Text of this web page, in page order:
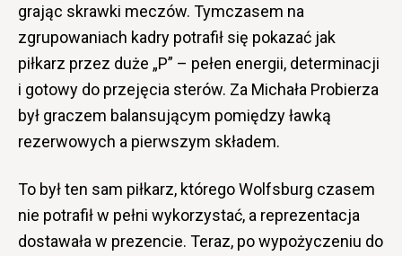
grając skrawki meczów. Tymczasem na
zgrupowaniach kadry potrafił się pokazać jak
piłkarz przez duże „P” – pełen energii, determinacji
i gotowy do przejęcia sterów. Za Michała Probierza
był graczem balansującym pomiędzy ławką
rezerwowych a pierwszym składem.
To był ten sam piłkarz, którego Wolfsburg czasem
nie potrafił w pełni wykorzystać, a reprezentacja
dostawała w prezencie. Teraz, po wypożyczeniu do